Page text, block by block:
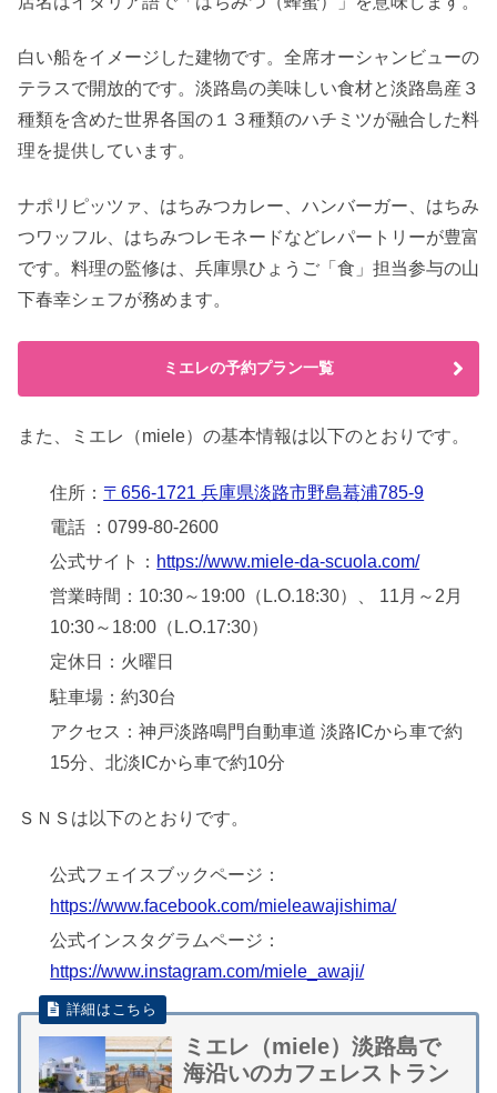
白い船をイメージした建物です。全席オーシャンビューの
テラスで開放的です。淡路島の美味しい食材と淡路島産３
種類を含めた世界各国の１３種類のハチミツが融合した料
理を提供しています。
ナポリピッツァ、はちみつカレー、ハンバーガー、はちみ
つワッフル、はちみつレモネードなどレパートリーが豊富
です。料理の監修は、兵庫県ひょうご「食」担当参与の山
下春幸シェフが務めます。
ミエレの予約プラン一覧
また、ミエレ（miele）の基本情報は以下のとおりです。
住所： 〒656-1721 兵庫県淡路市野島蟇浦785-9
電話 ：0799-80-2600
公式サイト： https://www.miele-da-scuola.com/
営業時間：10:30～19:00（L.O.18:30）、 11月～2月
10:30～18:00（L.O.17:30）
定休日：火曜日
駐車場：約30台
アクセス：神戸淡路鳴門自動車道 淡路ICから車で約
15分、北淡ICから車で約10分
ＳＮＳは以下のとおりです。
公式フェイスブックページ：
https://www.facebook.com/mieleawajishima/
公式インスタグラムページ：
https://www.instagram.com/miele_awaji/
ミエレ（miele）淡路島で
海沿いのカフェレストラン